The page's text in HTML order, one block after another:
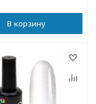
В корзину